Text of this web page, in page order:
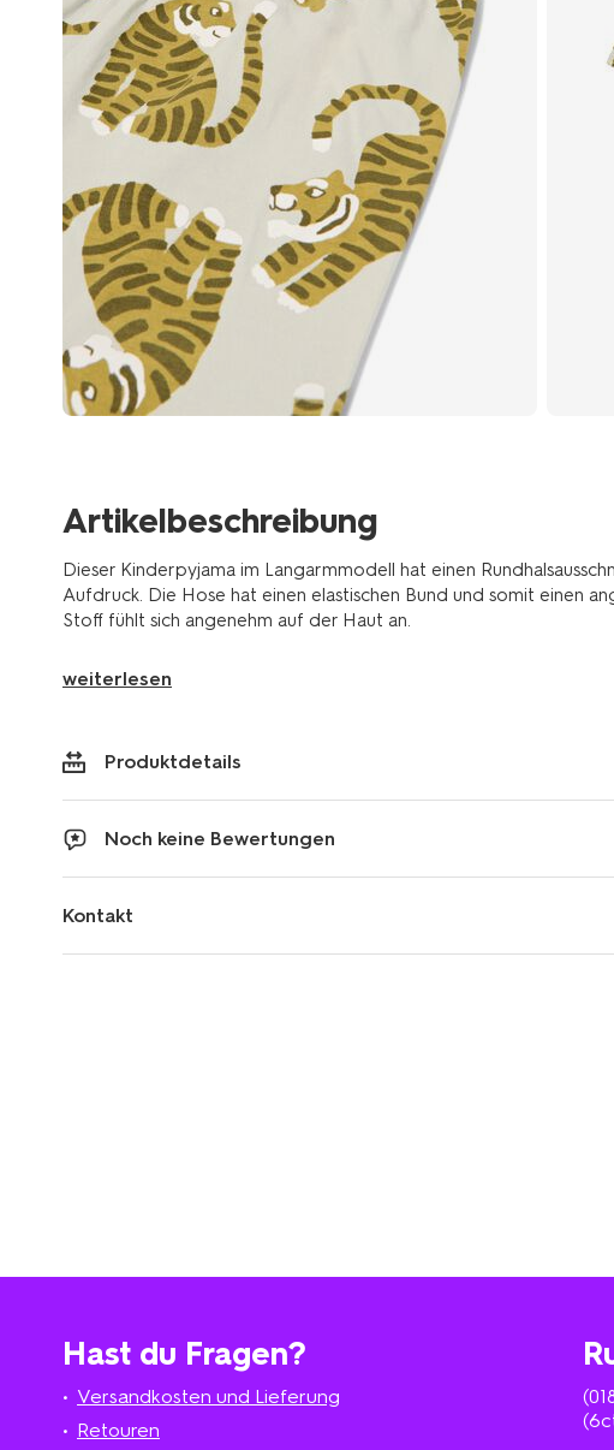
Artikelbeschreibung
Dieser Kinderpyjama im Langarmmodell hat einen
Aufdruck. Die Hose hat einen elastischen Bund und somit einen
Stoff fühlt sich angenehm auf der Haut an.
weiterlesen
Produktdetails
Noch keine Bewertungen
Kontakt
Hast du Fragen?
Versandkosten und Lieferung
Retouren